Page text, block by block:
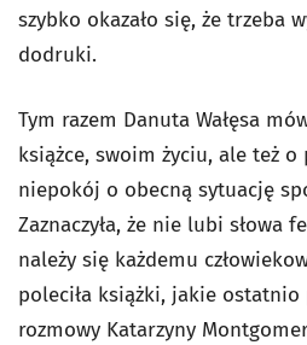
szybko okazało się, że trzeba
dodruki.
Tym razem Danuta Wałęsa
książce, swoim życiu, ale też o
niepokój o obecną sytuację
Zaznaczyła, że nie lubi słowa
należy się każdemu
poleciła książki, jakie ostatnio
rozmowy Katarzyny